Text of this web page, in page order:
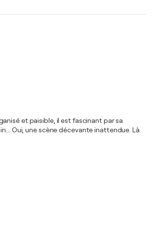
et paisible, il est fascinant par sa
Oui, une scène décevante inattendue. Là